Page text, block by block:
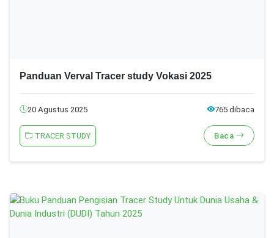
Panduan Verval Tracer study Vokasi 2025
20 Agustus 2025 765 dibaca
TRACER STUDY Baca